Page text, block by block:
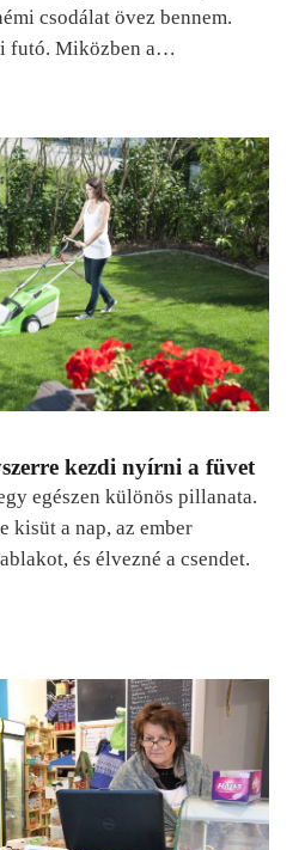
csodálat övez bennem.
futó. Miközben a…
kezdi nyírni a füvet
egészen különös pillanata.
kisüt a nap, az ember
és élvezné a csendet.